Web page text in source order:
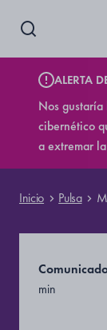
ALERTA
Nos
cibernético
a extremar
Inicio Pulsa
min